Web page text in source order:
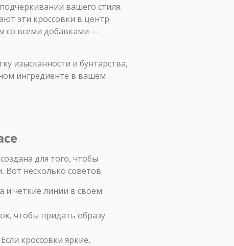
вашего стиля.
эти кроссовки в центр
со всеми добавками —
изысканности и бунтарства,
ингредиенте в вашем
для того, чтобы
несколько советов:
и четкие линии в своем
чтобы придать образу
кроссовки яркие,